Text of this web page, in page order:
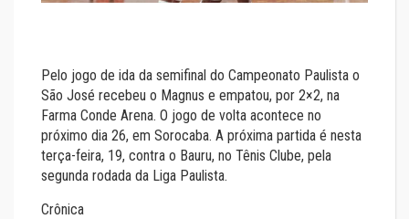
Pelo jogo de ida da semifinal do Campeonato Paulista o
São José recebeu o Magnus e empatou, por 2×2, na
Farma Conde Arena. O jogo de volta acontece no
próximo dia 26, em Sorocaba. A próxima partida é nesta
terça-feira, 19, contra o Bauru, no Tênis Clube, pela
segunda rodada da Liga Paulista.
Crônica